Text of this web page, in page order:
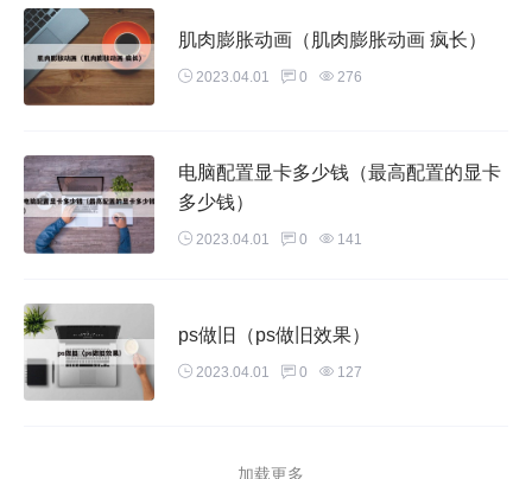
肌肉膨胀动画（肌肉膨胀动画 疯长）
2023.04.01 0 276
电脑配置显卡多少钱（最高配置的显卡
多少钱）
2023.04.01 0 141
ps做旧（ps做旧效果）
2023.04.01 0 127
加载更多...